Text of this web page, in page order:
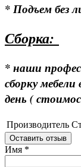
* Подъем без
Сборка:
* наши
сборку
день (
Производитель
Оставить отзыв
Имя *